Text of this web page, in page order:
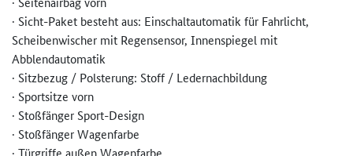
· Sicht-Paket besteht aus: Einschaltautomatik für Fahrlicht,
Scheibenwischer mit Regensensor, Innenspiegel mit
Abblendautomatik
· Sitzbezug / Polsterung: Stoff / Ledernachbildung
· Sportsitze vorn
· Stoßfänger Sport-Design
· Stoßfänger Wagenfarbe
· Türgriffe außen Wagenfarbe